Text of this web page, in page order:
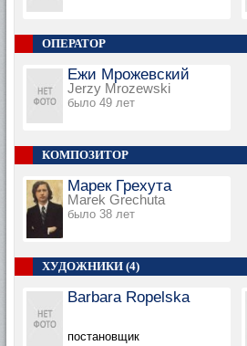
ОПЕРАТОР
Ежи Мрожевский
Jerzy Mrozewski
было 49 лет
КОМПОЗИТОР
Марек Грехута
Marek Grechuta
было 38 лет
ХУДОЖНИКИ (4)
Barbara Ropelska
постановщик